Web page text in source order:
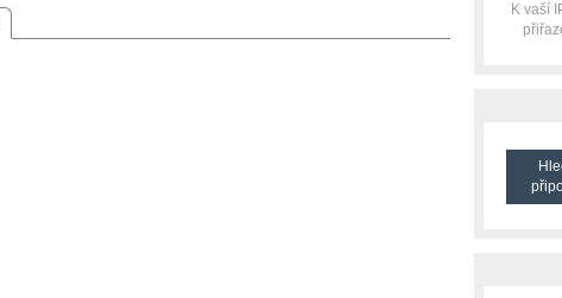
K vaší